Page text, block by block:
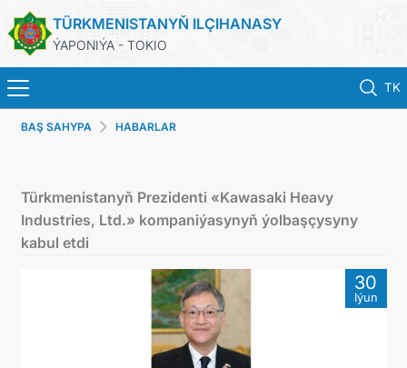
TÜRKMENISTANYŇ ILÇIHANASY
ÝAPONIÝA - TOKIO
TK
トルクメニスタン
領事サービス
外務省
BAŞ SAHYPA HABARLAR
Türkmenistanyň Prezidenti «Kawasaki Heavy
Industries, Ltd.» kompaniýasynyň ýolbaşçysyny
kabul etdi
30
Iýun